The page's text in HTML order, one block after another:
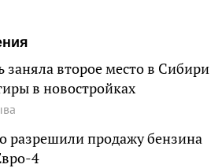
заняла второе место в Сибири
в новостройках
разрешили продажу бензина
4